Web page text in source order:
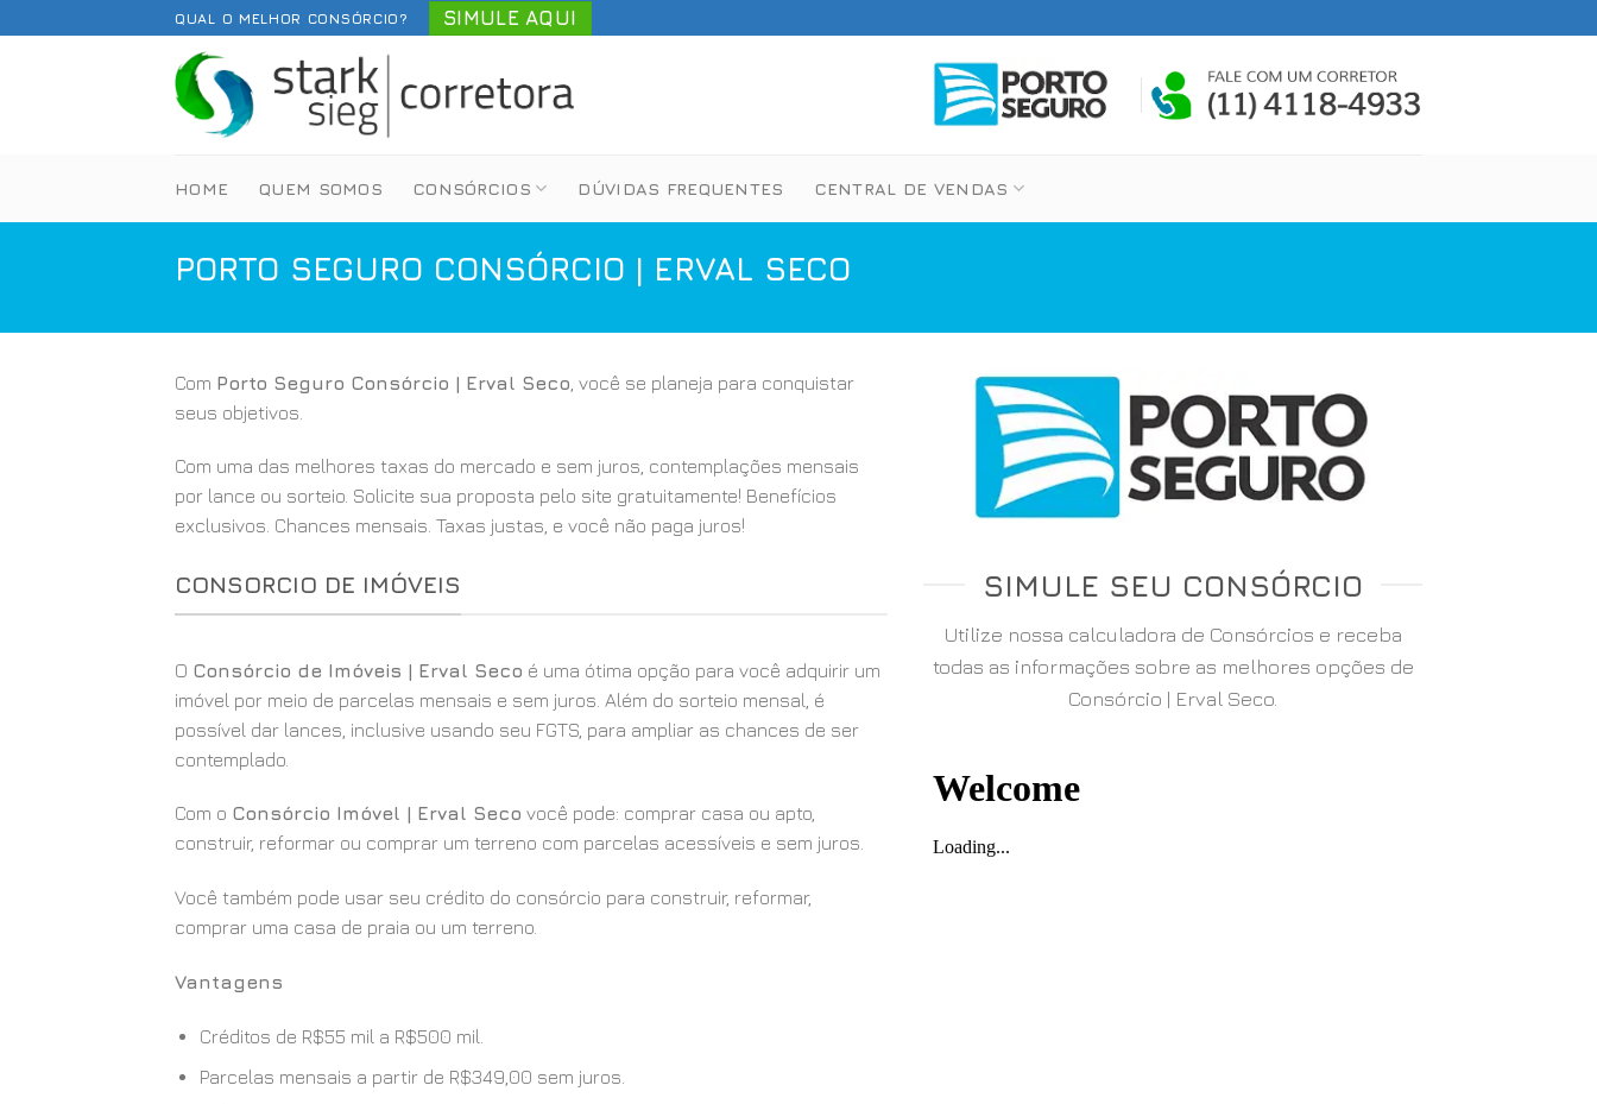
QUAL O MELHOR CONSÓRCIO? SIMULE AQUI
HOME QUEM SOMOS CONSÓRCIOS DÚVIDAS FREQUENTES CENTRAL DE VENDAS
PORTO SEGURO CONSÓRCIO | ERVAL SECO
Com Porto Seguro Consórcio | Erval Seco , você se planeja para conquistar
seus objetivos.
Com uma das melhores taxas do mercado e sem juros, contemplações mensais
por lance ou sorteio. Solicite sua proposta pelo site gratuitamente! Benefícios
exclusivos. Chances mensais. Taxas justas, e você não paga juros!
CONSORCIO DE IMÓVEIS
O Consórcio de Imóveis | Erval Seco é uma ótima opção para você adquirir um
imóvel por meio de parcelas mensais e sem juros. Além do sorteio mensal, é
possível dar lances, inclusive usando seu FGTS, para ampliar as chances de ser
contemplado.
Com o Consórcio Imóvel | Erval Seco você pode: comprar casa ou apto,
construir, reformar ou comprar um terreno com parcelas acessíveis e sem juros.
Você também pode usar seu crédito do consórcio para construir, reformar,
comprar uma casa de praia ou um terreno.
Vantagens
Créditos de R$55 mil a R$500 mil.
Parcelas mensais a partir de R$349,00 sem juros.
SIMULE SEU CONSÓRCIO
Utilize nossa calculadora de Consórcios e receba
todas as informações sobre as melhores opções de
Consórcio | Erval Seco.